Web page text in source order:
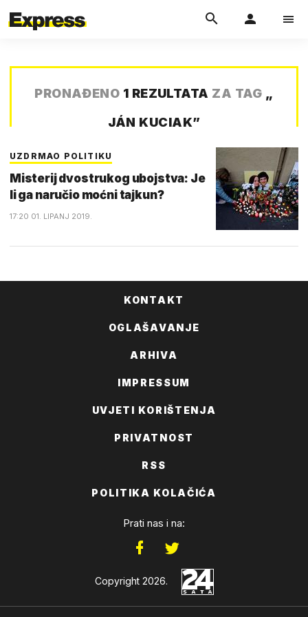
PRONAĐENO 1 REZULTATA ZA TAG „
JÁN KUCIAK”
UZDRMAO POLITIKU
Misterij dvostrukog ubojstva: Je
li ga naručio moćni tajkun?
17:20 01. LIPANJ 2019.
KONTAKT
OGLAŠAVANJE
ARHIVA
IMPRESSUM
UVJETI KORIŠTENJA
PRIVATNOST
RSS
POLITIKA KOLAČIĆA
Prati nas i na:
Copyright 2026.